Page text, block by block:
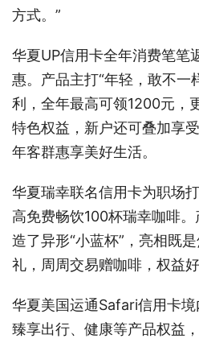
方式。”
华夏UP信用卡全年消费笔笔
惠。产品主打“年轻，敢不一
利，全年最高可领1200元，
特色权益，新户还可叠加享
年客群惠享美好生活。
华夏瑞幸联名信用卡为职场
高免费畅饮100杯瑞幸咖啡
造了异形“小蓝杯”，亮相既
礼，周周交易赠咖啡，权益
华夏美国运通Safari信用卡
臻享出行、健康等产品权益